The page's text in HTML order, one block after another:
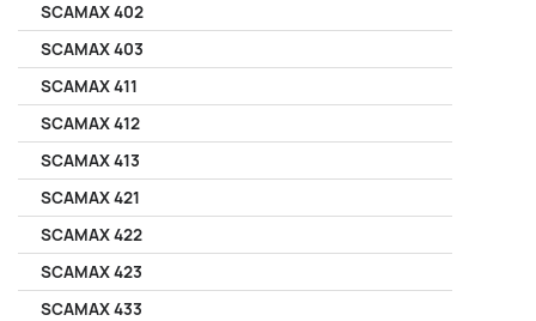
SCAMAX 402
SCAMAX 403
SCAMAX 411
SCAMAX 412
SCAMAX 413
SCAMAX 421
SCAMAX 422
SCAMAX 423
SCAMAX 433